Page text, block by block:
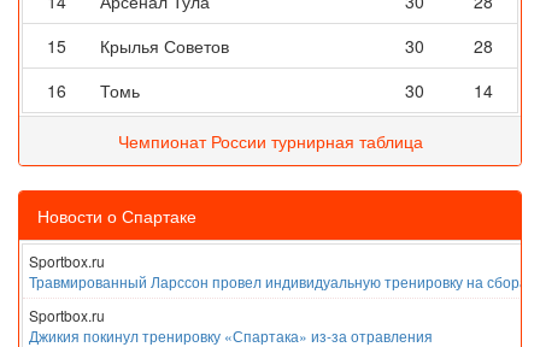
15
Крылья Советов 30
28
16
Томь 30 14
Чемпионат России турнирная таблица
Новости о Спартаке
Sportbox.ru
Травмированный Ларссон провел индивидуальную тренировку на
Sportbox.ru
Джикия покинул тренировку «Спартака» из-за отравления